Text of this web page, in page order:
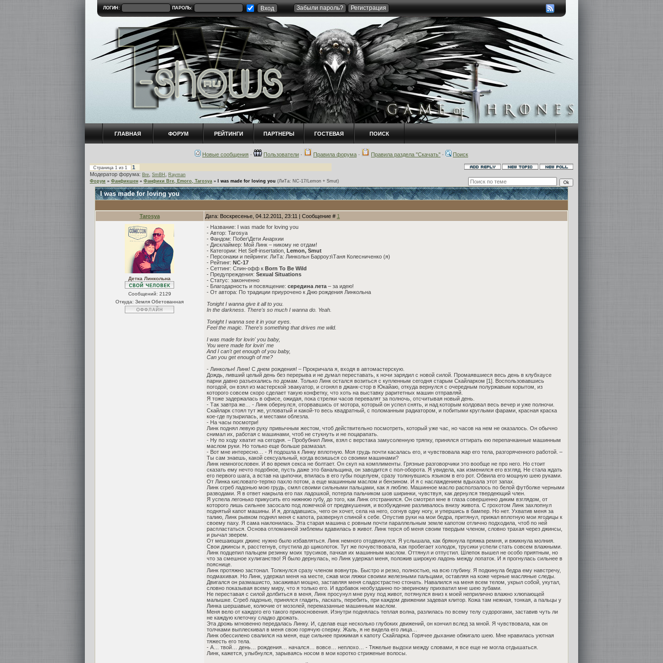
ЛОГИН: ПАРОЛЬ: Забыли пароль? Регистрация
ГЛАВНАЯ ФОРУМ РЕЙТИНГИ ПАРТНЕРЫ ГОСТЕВАЯ ПОИСК
Новые сообщения · Пользователи · Правила форума · Правила раздела "Скачать" · Поиск
Страница 1 из 1
1
Модератор форума: Bre SmBH
Rayman
Форум » Фанфикшен » Фанфики Bre, Emoro, Tarosya » I was made for loving you (ЛиТа: NC-17/Lemon + Smut)
I was made for loving you
Tarosya Дата: Воскресенье, 04.12.2011, 23:11 | Сообщение # 1
Детка Линкольна
Сообщений: 2129
Откуда: Земля Обетованная
- Название: I was made for loving you
- Автор: Tarosya
- Фандом: Побег\Дети Анархии
- Дисклаймер: Мой Линк – никому не отдам!
- Категории: Het Self-insertation, Lemon, Smut
- Персонажи и пейринги: ЛиТа: Линкольн Барроуз\Таня Колесниченко (я)
- Рейтинг: NC-17
- Сеттинг: Спин-офф к Born To Be Wild
- Предупреждения: Sexual Situations
- Статус: законченно
- Благодарность и посвящение: середина лета– за идею!
- От автора: По традиции приурочено к Дню рождения Линкольна
Tonight I wanna give it all to you.
In the darkness. There's so much I wanna do. Yeah.
Tonight I wanna see it in your eyes.
Feel the magic. There's something that drives me wild.
I was made for lovin' you baby,
You were made for lovin' me
And I can't get enough of you baby,
Can you get enough of me?
- Линкольн! Линк! С днем рождения! – Прокричала я, входя в автомастерскую.
Дождь, ливший целый день без перерыва и не думал переставать, к ночи зарядил с новой силой. Промаявшиеся весь день в клубхаусе
парни давно разъехались по домам. Только Линк остался возиться с купленным сегодня старым Скайларком [1]. Воспользовавшись
погодой, он взял из мастерской эвакуатор, и сгонял в джанк-стор в Юкайаю, откуда вернулся с очередным полуржавым корытом, из
которого совсем скоро сделает такую конфетку, что хоть на выставку раритетных машин отправляй.
Я тоже задержалась в офисе, ожидая, пока стрелки часов перевалят за полночь, отсчитывая новый день.
- Так завтра же… - Линк обернулся, оторвавшись от мотора, который он успел снять, и над которым колдовал весь вечер и уже полночи.
Скайларк стоял тут же, угловатый и какой-то весь квадратный, с поломанным радиатором, и побитыми круглыми фарами, красная краска
кое-где пузырилась, и местами облезла.
- На часы посмотри!
Линк поднял левую руку привычным жестом, чтоб действительно посмотреть, который уже час, но часов на нем не оказалось. Он обычно
снимал их, работая с машинами, чтоб не стукнуть и не поцарапать.
- Ну по ходу хватит на сегодня. – Пробубнил Линк, взял с верстака замусоленную тряпку, принялся оттирать ею перепачканные машинным
маслом руки. Но только еще больше размазал.
- Вот мне интересно… - Я подошла к Линку вплотную. Моя грудь почти касалась его, и чувствовала жар его тела, разгоряченного работой. –
Ты сам знаешь, какой сексуальный, когда возишься со своими машинами?
Линк немногословен. И во время секса не болтает. Он скуп на комплименты. Грязные разговорчики это вообще не про него. Но стоит
сказать ему нечто подобное, пусть даже это банальщина, он заводится с пол-оборота. Я увидела, как изменился его взгляд. Не стала ждать
его первого шага, а встав на цыпочки, впилась в его губы поцелуем, сразу толкнувшись языком в его рот. Обвила его мощную шею руками.
От Линка кисловато-терпко пахло потом, а еще машинным маслом и бензином. И я с наслаждением вдыхала этот запах.
Линк сгреб ладонью мою грудь, смял своими сильными пальцами, как я люблю. Машинное масло расползалось по белой футболке черными
разводами. Я в ответ накрыла его пах ладошкой, потерла пальчиком шов ширинки, чувствуя, как дернулся твердеющий член.
Я успела легонько прикусить его нижнюю губу, до того, как Линк отстранился. Он смотрел мне в глаза совершенно диким взглядом, от
которого лишь сильнее засосало под ложечкой от предвкушения, и возбуждение разливалось внизу живота. С грохотом Линк захлопнул
поднятый капот машины. И я, догадавшись, чего он хочет, села на него, согнув одну ногу, и упершись в бампер. Но нет. Ухватив меня за
талию, Линк рывком поднял меня с капота, развернул спиной к себе. Опустив руки на мои бедра, притянул, прижал вплотную мои ягодицы к
своему паху. Я сама наклонилась. Эта старая машина с ровным почти параллельным земле капотом отлично подходила, чтоб по ней
распластаться. Основа отломанной эмблемы вдавилась в живот. Линк терся об меня своим твердым членом, словно трахая через джинсы,
и рычал зверем.
От мешающих джинс нужно было избавляться. Линк немного отодвинулся. Я услышала, как брякнула пряжка ремня, и вжикнула молния.
Свои джинсы я, расстегнув, спустила до щиколоток. Тут же почувствовала, как пробегает холодок, трусики успели стать совсем влажными.
Линк подцепил пальцем резинку моих трусиков, пачкая их машинным маслом. Оттянул и отпустил. Шлепок вышел не особо приятным, но
что за смешное хулиганство! Я было дернулась, но Линк удержал меня, положив широкую ладонь между лопаток. И я прогнулась сильнее в
пояснице.
Линк протяжно застонал. Толкнулся сразу членом вовнутрь. Быстро и резко, полностью, на всю глубину. Я подкинула бедра ему навстречу,
подмахивая. Но Линк, удержал меня на месте, сжав мои ляжки своими железными пальцами, оставляя на коже черные масляные следы.
Двигался он размашисто, засаживал мощно, заставляя меня сладострастно стонать. Навалился на меня всем телом, укрыл собой, укутал,
словно показывая всему миру, что я только его. И вдобавок необузданно по-звериному прихватил мне шею зубами.
Не переставая с силой долбиться в меня, Линк просунул мне руку под живот, потянулся вниз к моей неприлично влажно хлюпающей
малышке. Сгреб ладонью, принялся гладить, ласкать, перебить, при каждом движении задевая клитор. Кожа там нежная, тонкая, а пальцы у
Линка шершавые, колючие от мозолей, перемазанные машинным маслом.
Меня вело от каждого его такого прикосновения. Изнутри поднялась теплая волна, разлилась по всему телу судорогами, заставив чуть ли
не каждую клеточку сладко дрожать.
Эта дрожь мгновенно передалась Линку. И, сделав еще несколько глубоких движений, он кончил вслед за мной. Я чувствовала, как он
толчками выплескивал в меня свою горячую сперму. Жаль, я не видела его лица…
Линк обессилено свалился на меня, еще сильнее прижимая к капоту Скайларка. Горячее дыхание обжигало шею. Мне нравилась уютная
тяжесть его тела.
- А… твой… день… рождения… начался… вовсе… неплохо… - Тяжелые выдохи между словами, я все еще не могла отдышаться.
Линк, кажется, улыбнулся, зарываясь носом в мои коротко стриженые волосы.